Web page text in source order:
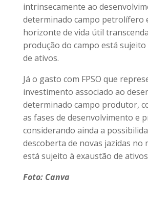
intrinsecamente ao
determinado campo petrolífero
horizonte de vida útil
produção do campo está sujeito
de ativos.
Já o gasto com FPSO que
investimento associado ao
determinado campo produtor,
as fases de desenvolvimento e
considerando ainda a
descoberta de novas jazidas no
está sujeito à exaustão de
Foto: Canva